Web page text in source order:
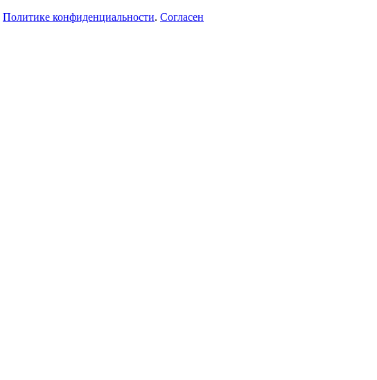
Политике конфиденциальности. Согласен